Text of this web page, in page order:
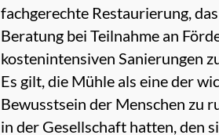
fachgerechte Restaurierung,
Beratung bei Teilnahme an
kostenintensiven Sanierungen
Es gilt, die Mühle als eine der
Bewusstsein der Menschen zu
in der Gesellschaft hatten, den